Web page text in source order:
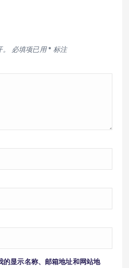
必填项已用* 标注
的显示名称、邮箱地址和网站地